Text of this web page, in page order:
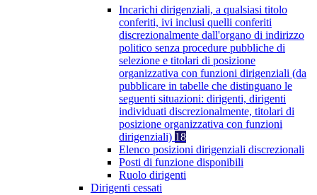
Incarichi dirigenziali, a qualsiasi titolo
conferiti, ivi inclusi quelli conferiti
discrezionalmente dall'organo di indirizzo
politico senza procedure pubbliche di
selezione e titolari di posizione
organizzativa con funzioni dirigenziali (da
pubblicare in tabelle che distinguano le
seguenti situazioni: dirigenti, dirigenti
individuati discrezionalmente, titolari di
posizione organizzativa con funzioni
dirigenziali) 18
Elenco posizioni dirigenziali discrezionali
Posti di funzione disponibili
Ruolo dirigenti
Dirigenti cessati